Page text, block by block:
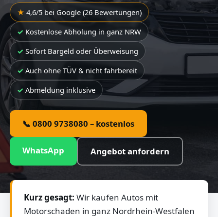
4,6/5 bei Google (26 Bewertungen)
Kostenlose Abholung in ganz NRW
Sofort Bargeld oder Überweisung
Auch ohne TÜV & nicht fahrbereit
Abmeldung inklusive
📞 0800 9738080 – kostenlos
WhatsApp Angebot anfordern
Kurz gesagt: Wir kaufen Autos mit
Motorschaden in ganz Nordrhein-Westfalen